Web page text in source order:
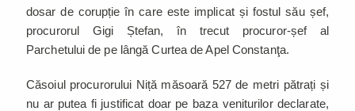
dosar de corupție în care este implicat și fostul său șef,
procurorul Gigi Ștefan, în trecut procuror-șef al
Parchetului de pe lângă Curtea de Apel Constanţa.
Căsoiul procurorului Niță măsoară 527 de metri pătrați și
nu ar putea fi justificat doar pe baza veniturilor declarate,